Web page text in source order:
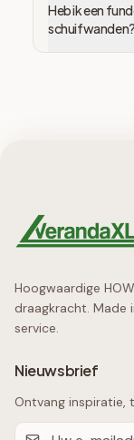
Heb ik een
schuifwanden?
Hoogwaardige
draagkracht. Made
service.
Nieuwsbrief
Ontvang inspiratie,